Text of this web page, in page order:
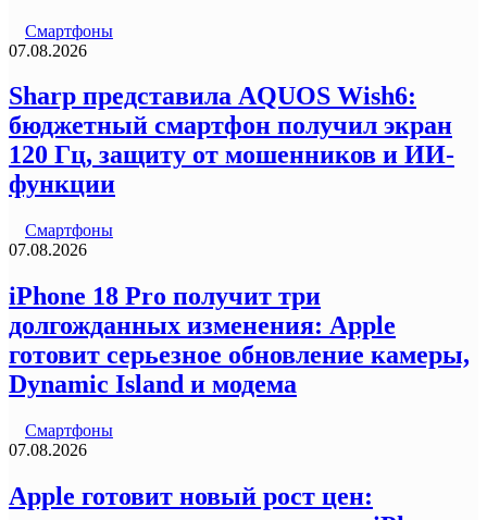
Смартфоны
07.08.2026
Sharp представила AQUOS Wish6:
бюджетный смартфон получил экран
120 Гц, защиту от мошенников и ИИ-
функции
Смартфоны
07.08.2026
iPhone 18 Pro получит три
долгожданных изменения: Apple
готовит серьезное обновление камеры,
Dynamic Island и модема
Смартфоны
07.08.2026
Apple готовит новый рост цен: